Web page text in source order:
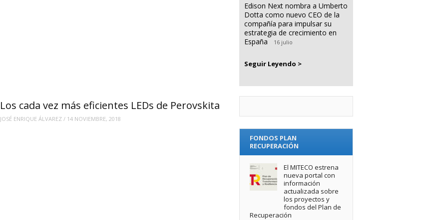
Los cada vez más eficientes LEDs de Perovskita
JOSÉ ENRIQUE ÁLVAREZ/ 14 NOVIEMBRE, 2018
Edison Next nombra a Umberto
Dotta como nuevo CEO de la
compañía para impulsar su
estrategia de crecimiento en
España
16 julio
Seguir Leyendo >
FONDOS PLAN
RECUPERACIÓN
El MITECO estrena
nueva portal con
información
actualizada sobre
los proyectos y
fondos del Plan de
Recuperación